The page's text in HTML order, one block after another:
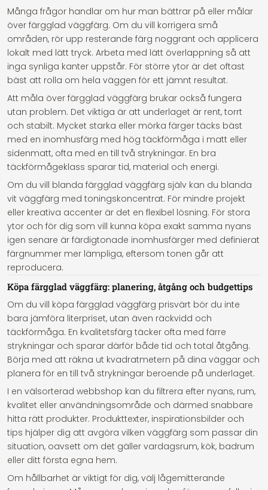
Många frågor handlar om hur man bättrar på eller målar
över färgglad väggfärg. Om du vill korrigera små
områden, rör upp resterande färg noggrant och applicera
lokalt med lätt tryck. Arbeta med lätt överlappning så att
inga synliga kanter uppstår. För större ytor är det oftast
bäst att rolla om hela väggen för ett jämnt resultat.
Att måla över färgglad väggfärg brukar också fungera
utan problem. Det viktiga är att underlaget är rent, torrt
och stabilt. Mycket starka eller mörka färger täcks bäst
med en inomhusfärg med hög täckförmåga i matt eller
sidenmatt, ofta med en till två strykningar. En bra
täckförmågeklass sparar tid, material och energi.
Om du vill blanda färgglad väggfärg själv kan du blanda
vit väggfärg med toningskoncentrat. För mindre projekt
eller kreativa accenter är det en flexibel lösning. För stora
ytor och för dig som vill kunna köpa exakt samma nyans
igen senare är färdigtonade inomhusfärger med definierat
färgnummer mer lämpliga, eftersom tonen går att
reproducera.
Köpa färgglad väggfärg: planering, åtgång och budgettips
Om du vill köpa färgglad väggfärg prisvärt bör du inte
bara jämföra literpriset, utan även räckvidd och
täckförmåga. En kvalitetsfärg täcker ofta med färre
strykningar och sparar därför både tid och total åtgång.
Börja med att räkna ut kvadratmetern på dina väggar och
planera för en till två strykningar beroende på underlaget.
I en välsorterad webbshop kan du filtrera efter nyans, rum,
kvalitet eller användningsområde och därmed snabbare
hitta rätt produkter. Produkttexter, inspirationsbilder och
tips hjälper dig att avgöra vilken väggfärg som passar din
situation, oavsett om det gäller vardagsrum, kök, badrum
eller ditt första egna hem.
Om hållbarhet är viktigt för dig, välj lågemitterande